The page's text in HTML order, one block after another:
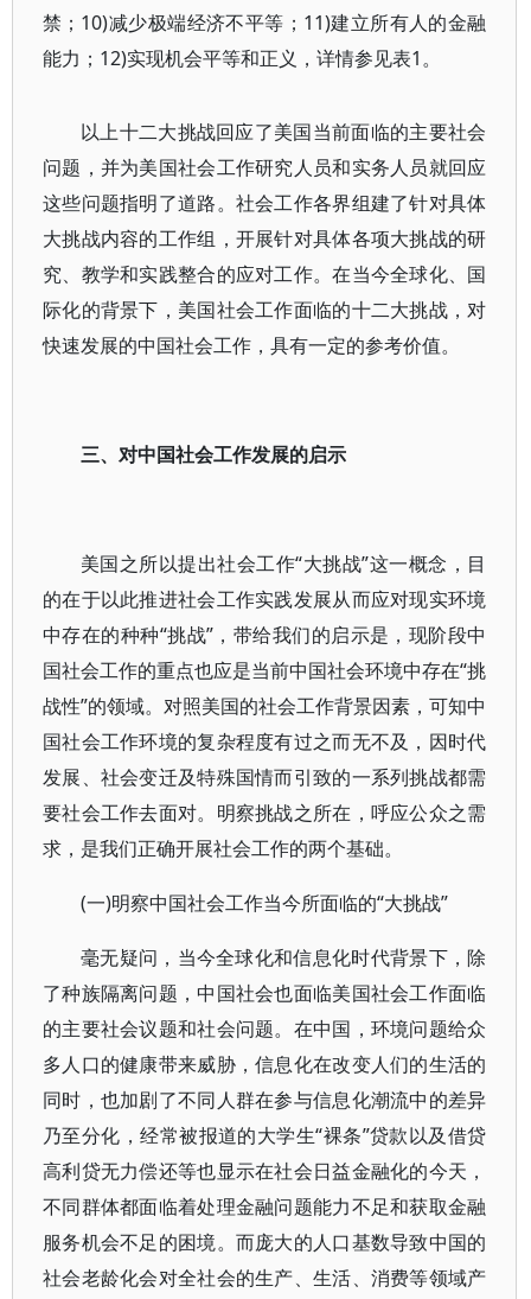
禁；10)减少极端经济不平等；11)建立所有人的金融
能力；12)实现机会平等和正义，详情参见表1。
以上十二大挑战回应了美国当前面临的主要社会
问题，并为美国社会工作研究人员和实务人员就回应
这些问题指明了道路。社会工作各界组建了针对具体
大挑战内容的工作组，开展针对具体各项大挑战的研
究、教学和实践整合的应对工作。在当今全球化、国
际化的背景下，美国社会工作面临的十二大挑战，对
快速发展的中国社会工作，具有一定的参考价值。
三、对中国社会工作发展的启示
美国之所以提出社会工作“大挑战”这一概念，目
的在于以此推进社会工作实践发展从而应对现实环境
中存在的种种“挑战”，带给我们的启示是，现阶段中
国社会工作的重点也应是当前中国社会环境中存在“挑
战性”的领域。对照美国的社会工作背景因素，可知中
国社会工作环境的复杂程度有过之而无不及，因时代
发展、社会变迁及特殊国情而引致的一系列挑战都需
要社会工作去面对。明察挑战之所在，呼应公众之需
求，是我们正确开展社会工作的两个基础。
(一)明察中国社会工作当今所面临的“大挑战”
毫无疑问，当今全球化和信息化时代背景下，除
了种族隔离问题，中国社会也面临美国社会工作面临
的主要社会议题和社会问题。在中国，环境问题给众
多人口的健康带来威胁，信息化在改变人们的生活的
同时，也加剧了不同人群在参与信息化潮流中的差异
乃至分化，经常被报道的大学生“裸条”贷款以及借贷
高利贷无力偿还等也显示在社会日益金融化的今天，
不同群体都面临着处理金融问题能力不足和获取金融
服务机会不足的困境。而庞大的人口基数导致中国的
社会老龄化会对全社会的生产、生活、消费等领域产